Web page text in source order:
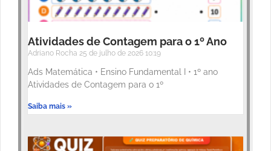
Atividades de Contagem para o 1º Ano
Adriano Rocha 25 de julho de 2026 10:19
Ads Matemática • Ensino Fundamental I • 1º ano
Atividades de Contagem para o 1º
Saiba mais »